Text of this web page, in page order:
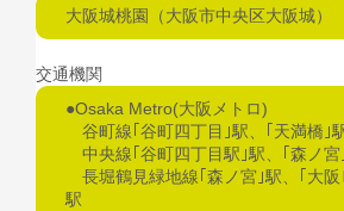
大阪城桃園（大阪市中央区大阪城）
交通機関
●Osaka Metro(大阪メトロ)
谷町線｢谷町四丁目｣駅、｢天満橋｣
中央線｢谷町四丁目駅｣駅、｢森ノ宮
長堀鶴見緑地線｢森ノ宮｣駅、｢大阪
駅